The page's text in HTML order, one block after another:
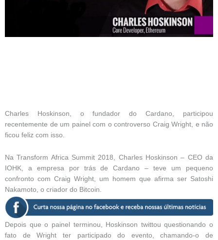
Charles Hoskinson, o fundador do Cardano, participou
recentemente de um painel com o controverso Craig Wright, e não
ficou feliz com isso.
Na Transform Africa Summit 2018, Charles Hoskinson – CEO da
IOHK, a empresa por trás de Cardano – teve um pequeno
confronto com Craig Wright, um homem que afirma ser Satoshi
Nakamoto, o criador do Bitcoin.
Depois que o painel terminou, Hoskinson twittou questionando o
fato de Wright ter participado do evento, chamando-o de